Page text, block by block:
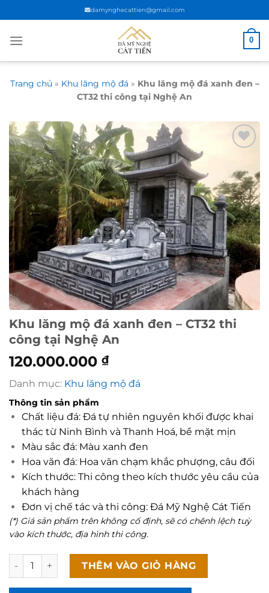
đến
nội
damynghecattien@gmail.com
0
Trang chủ » Khu lăng mộ đá » Khu lăng mộ đá xanh đen –
CT32 thi công tại Nghệ An
Khu lăng mộ đá xanh đen – CT32 thi
công tại Nghệ An
120.000.000 ₫
Danh mục: Khu lăng mộ đá
Thông tin sản phẩm
Chất liệu đá: Đá tự nhiên nguyên khối được khai
thác từ Ninh Bình và Thanh Hoá, bề mặt mịn
Màu sắc đá: Màu xanh đen
Hoa văn đá: Hoa văn chạm khắc phượng, câu đối
Kích thước: Thi công theo kích thước yêu cầu của
khách hàng
Đơn vị chế tác và thi công: Đá Mỹ Nghệ Cát Tiến
(*) Giá sản phẩm trên không cố định, sẽ có chênh lệch tuỳ
vào kích thước, địa hình thi công.
Khu lăng mộ đá xanh đen - CT32 thi công tại Nghệ An số
THÊM VÀO GIỎ HÀNG